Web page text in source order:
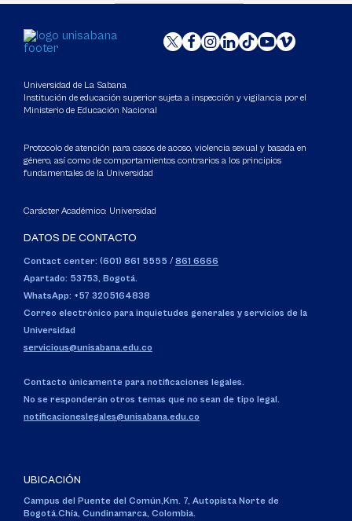
Universidad de La Sabana
Institución de educación superior sujeta a inspección y vigilancia por el
Ministerio de Educación Nacional
Protocolo de atención para casos de acoso, violencia sexual y basada en
género, así como de comportamientos contrarios a los principios
fundamentales de la Universidad
Carácter Académico: Universidad
DATOS DE CONTACTO
Contact center: (601) 861 5555 / 861 6666
Apartado: 53753, Bogotá.
WhatsApp: +57 3205164838
Correo electrónico para inquietudes generales y servicios de la
Universidad
servicious@unisabana.edu.co
Contacto únicamente para notificaciones legales.
No se responderán otros temas que no sean de tipo legal.
notificacioneslegales@unisabana.edu.co
UBICACIÓN
Campus del Puente del Común,Km. 7, Autopista Norte de
Bogotá.Chía, Cundinamarca, Colombia.